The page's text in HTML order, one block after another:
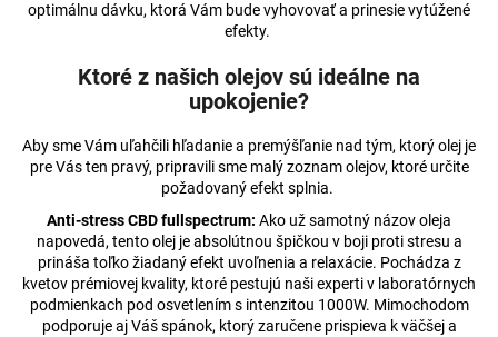
optimálnu dávku, ktorá Vám bude vyhovovať a prinesie vytúžené
efekty.
Ktoré z našich olejov sú ideálne na
upokojenie?
Aby sme Vám uľahčili hľadanie a premýšľanie nad tým, ktorý olej je
pre Vás ten pravý, pripravili sme malý zoznam olejov, ktoré určite
požadovaný efekt splnia.
Anti-stress CBD fullspectrum: Ako už samotný názov oleja
napovedá, tento olej je absolútnou špičkou v boji proti stresu a
prináša toľko žiadaný efekt uvoľnenia a relaxácie. Pochádza z
kvetov prémiovej kvality, ktoré pestujú naši experti v laboratórnych
podmienkach pod osvetlením s intenzitou 1000W. Mimochodom
podporuje aj Váš spánok, ktorý zaručene prispieva k väčšej a
p
a
m
CIGARETOVÉ
FILTY
RAW
€0,59